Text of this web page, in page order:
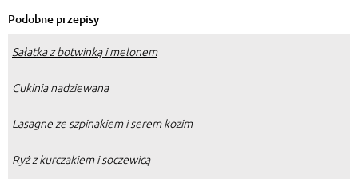
Podobne przepisy
Sałatka z botwinką i melonem
Cukinia nadziewana
Lasagne ze szpinakiem i serem kozim
Ryż z kurczakiem i soczewicą